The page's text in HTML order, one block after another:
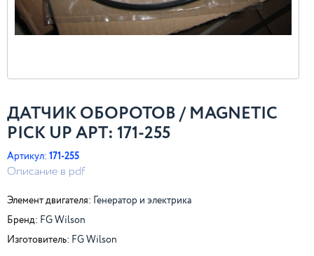
ДАТЧИК ОБОРОТОВ / MAGNETIC
PICK UP АРТ: 171-255
Артикул: 171-255
Описание в pdf
Элемент двигателя: Генератор и электрика
Бренд: FG Wilson
Изготовитель: FG Wilson